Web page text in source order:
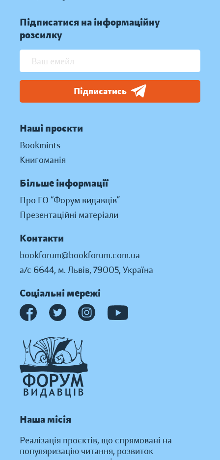
Підписатися на інформаційну
розсилку
Підписатись
Наші проєкти
Bookmints
Книгоманія
Більше інформації
Про ГО “Форум видавців”
Презентаційні матеріали
Контакти
bookforum@bookforum.com.ua
а/с 6644, м. Львів, 79005, Україна
Соціальні мережі
Наша місія
Реалізація проєктів, що спрямовані на
популяризацію читання, розвиток